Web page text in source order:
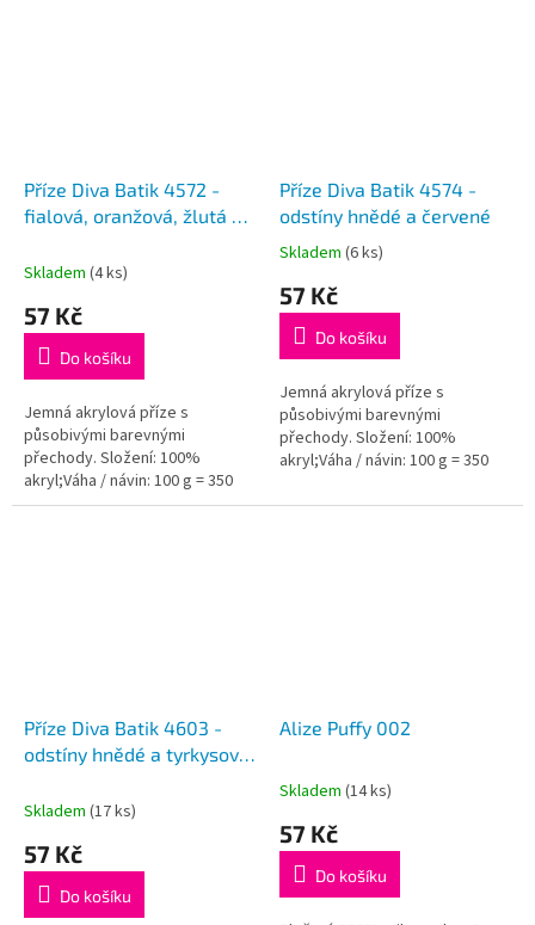
Příze Diva Batik 4572 -
fialová, oranžová, žlutá a
Skladem (4 ks)
57 Kč
Do košíku
Jemná akrylová příze s
působivými barevnými
přechody. Složení: 100%
akryl;Váha / návin: 100 g = 350
m;Doporučená velikost jehlic /
Příze Diva Batik 4574 -
odstíny hnědé a červené
Průměrné
produktu
5,0
5
hvězdiček.
Skladem (6 ks)
57 Kč
Do košíku
Jemná akrylová příze s
působivými barevnými
přechody. Složení: 100%
akryl;Váha / návin: 100 g = 350
háčku: 2,5 - 3,5 / 1 - 3...
Příze Diva Batik 4603 -
odstíny hnědé a tyrkysové
Skladem (17 ks)
57 Kč
Do košíku
Alize Puffy 002
Průměrné
produktu
5,0
Skladem (14 ks)
57 Kč
Do košíku